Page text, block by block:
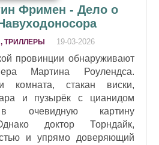
Фримен - Дело о
ТРИЛЛЕРЫ 19-03-2026
провинции обнаруживают
Мартина Роулендса.
комната, стакан виски,
и пузырёк с цианидом
в очевидную картину
доктор Торндайк,
и упрямо доверяющий